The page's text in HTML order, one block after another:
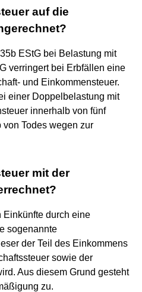
auf die
EStG bei Belastung mit
verringert bei Erbfällen eine
und Einkommensteuer.
einer Doppelbelastung mit
innerhalb von fünf
Todes wegen zur
mit der
Einkünfte durch eine
sogenannte
der Teil des Einkommens
sowie der
Aus diesem Grund gesteht
zu.